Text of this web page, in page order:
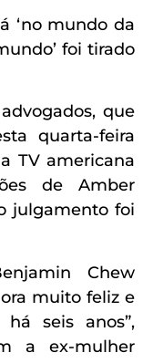
‘no mundo da
foi tirado
que
quarta-feira
TV americana
de Amber
julgamento foi
Chew
muito feliz e
seis anos”,
a ex-mulher